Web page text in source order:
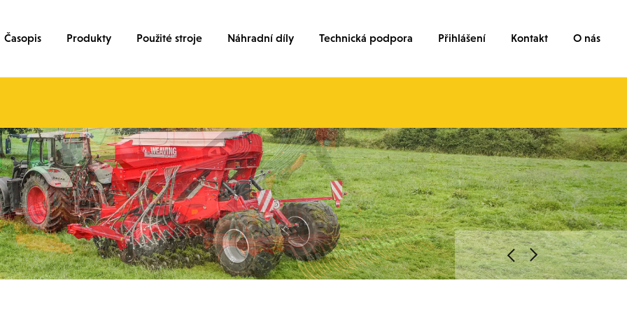
Časopis Produkty Použité stroje Náhradní díly Technická podpora Přihlášení Kontakt O nás
SERVISU